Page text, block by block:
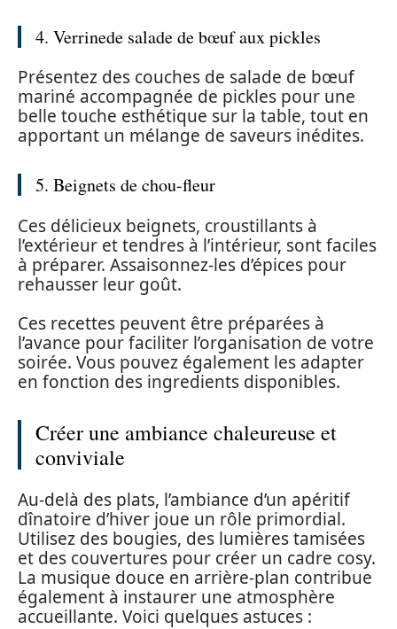
4. Verrinede salade de bœuf aux pickles
Présentez des couches de salade de bœuf
mariné accompagnée de pickles pour une
belle touche esthétique sur la table, tout en
apportant un mélange de saveurs inédites.
5. Beignets de chou-fleur
Ces délicieux beignets, croustillants à
l’extérieur et tendres à l’intérieur, sont faciles
à préparer. Assaisonnez-les d’épices pour
rehausser leur goût.
Ces recettes peuvent être préparées à
l’avance pour faciliter l’organisation de votre
soirée. Vous pouvez également les adapter
en fonction des ingredients disponibles.
Créer une ambiance chaleureuse et
conviviale
Au-delà des plats, l’ambiance d’un apéritif
dînatoire d’hiver joue un rôle primordial.
Utilisez des bougies, des lumières tamisées
et des couvertures pour créer un cadre cosy.
La musique douce en arrière-plan contribue
également à instaurer une atmosphère
accueillante. Voici quelques astuces :